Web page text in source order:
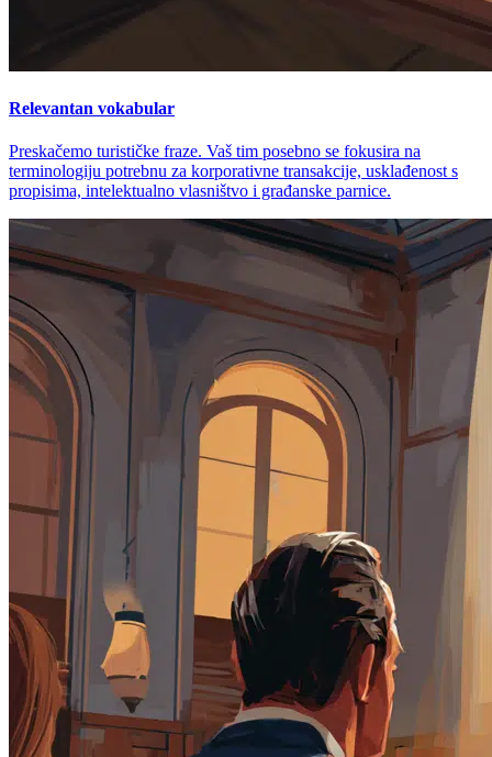
Relevantan vokabular
Preskačemo turističke fraze. Vaš tim posebno se fokusira na
terminologiju potrebnu za korporativne transakcije, usklađenost s
propisima, intelektualno vlasništvo i građanske parnice.